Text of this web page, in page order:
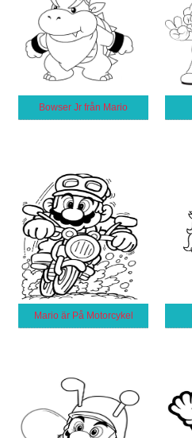
Bowser Jr från Mario
Mario är På Motorcykel